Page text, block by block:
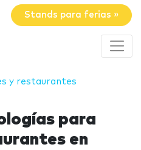
Stands para ferias »
y restaurantes
para
en